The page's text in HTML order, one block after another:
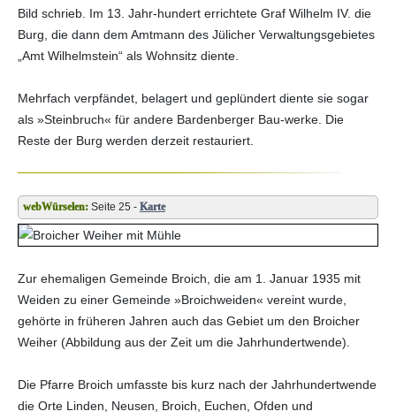
Bild schrieb. Im 13. Jahr-hundert errichtete Graf Wilhelm IV. die
Burg, die dann dem Amtmann des Jülicher Verwaltungsgebietes
„Amt Wilhelmstein“ als Wohnsitz diente.
Mehrfach verpfändet, belagert und geplündert diente sie sogar
als »Steinbruch« für andere Bardenberger Bau-werke. Die
Reste der Burg werden derzeit restauriert.
Seite 25 - Karte
Zur ehemaligen Gemeinde Broich, die am 1. Januar 1935 mit
Weiden zu einer Gemeinde »Broichweiden« vereint wurde,
gehörte in früheren Jahren auch das Gebiet um den Broicher
Weiher (Abbildung aus der Zeit um die Jahrhundertwende).
Die Pfarre Broich umfasste bis kurz nach der Jahrhundertwende
die Orte Linden, Neusen, Broich, Euchen, Ofden und